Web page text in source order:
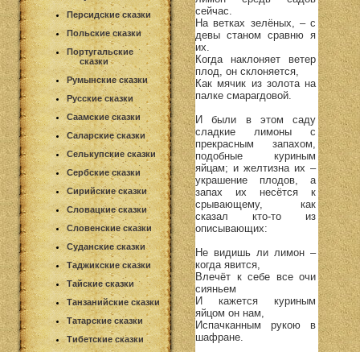
Персидские сказки
Польские сказки
Португальские
сказки
Румынские сказки
Русские сказки
Саамские сказки
Саларские сказки
Селькупские сказки
Сербские сказки
Сирийские сказки
Словацкие сказки
Словенские сказки
Суданские сказки
Таджикские сказки
Тайские сказки
Танзанийские сказки
Татарские сказки
Тибетские сказки
сейчас.
На ветках зелёных, – с
девы станом сравню я
их.
Когда наклоняет ветер
плод, он склоняется,
Как мячик из золота на
палке смарагдовой.
И были в этом саду
сладкие лимоны с
прекрасным запахом,
подобные куриным
яйцам; и желтизна их –
украшение плодов, а
запах их несётся к
срывающему, как
сказал кто-то из
описывающих:
Не видишь ли лимон –
когда явится,
Влечёт к себе все очи
сияньем
И кажется куриным
яйцом он нам,
Испачканным рукою в
шафране.